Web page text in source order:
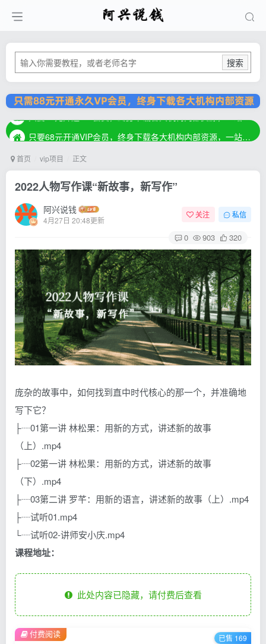
搜索
只要68元开通VIP会员，终身下载各大机构内部资源，一站式草根创业基地，最新最强网赚教程大全，小投入，大回报！
首页 vip项目 正文
2022人物写作课“新故事，新写作”
阿兴说钱
4月27日 20:48更新
关注 私信
0 903 320
庞杂的故事中，如何找到直中时代核心的那一个，并准确地
写下它？
├┈01第一讲 林松果：用新的方式，讲述新的故事
（上）.mp4
├┈02第一讲 林松果：用新的方式，讲述新的故事
（下）.mp4
├┈03第二讲 罗芊：用新的语言，讲述新的故事（上）.mp4
├┈试听01.mp4
└┈试听02-讲师安小庆.mp4
课程地址：
此处内容已隐藏，请付费后查看
付费阅读 已售 169